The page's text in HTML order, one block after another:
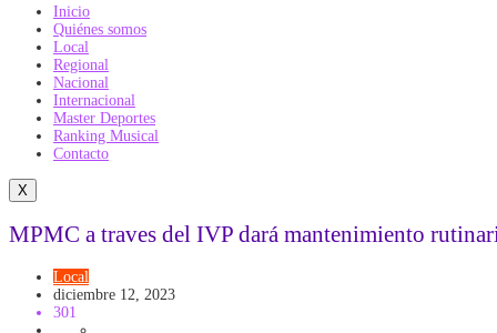
Inicio
Quiénes somos
Local
Regional
Nacional
Internacional
Master Deportes
Ranking Musical
Contacto
X
MPMC a traves del IVP dará mantenimiento
Local
diciembre 12, 2023
301